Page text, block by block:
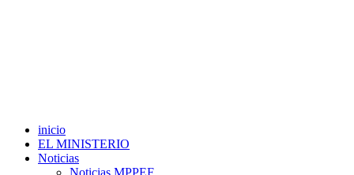
inicio
EL MINISTERIO
Noticias
Noticias MPPEF